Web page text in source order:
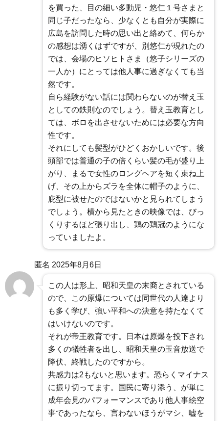
を買った、目の細い多動児・悠仁１号さまと
同じ子だったなら、少なくとも自分が実際に
広島を訪問した時の思い出と絡めて、何らか
の感想は湧くはずですが、別悠仁が現れたの
では、会場のヒソヒトさま（悠子シリーズの
一人か）にとっては他人事に過ぎなくても当
然です。
自ら経験がない話には関わらないのが替え玉
としての鉄則なのでしょう。替え玉教育とし
ては、ボロを出させないためには必要な方向
性です。
それにしても髪型がひどくおかしいです。後
頭部では普通の子の倍くらい髪の毛が盛り上
がり、まるで女性のロングヘアを短く束ね上
げ、その上からズラを全体に帽子のように、
庇型に被せたのではないかと見られてしまう
でしょう。横から見たときの映像では、びっ
くりするほど張り出し、鶏の鶏冠のようにな
っていましたよ。
匿名 2025年8月6日
この人は形上、昭和天皇の末裔とされている
ので、この原爆については同世代の人達より
も多く学び、強い平和への決意を持たなくて
はいけないのです。
それが帝王教育です。日本は原爆を投下され
多くの犠牲者を出し、昭和天皇の玉音放送で
降伏、終戦したのですから。
共感力は2もないと思います。恐らくマイナス
に振り切ってます。国民に寄り添う、が単に
成年会見のパフォーマンスであり他人事絵空
事であったなら、言わないほうがマシ、嘘を